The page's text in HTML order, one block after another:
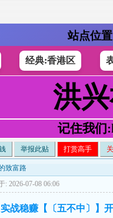
站点位
经典:香港区
洪
记住我们
举报此贴 打赏高手
致富路
: 2026-07-08 06:06
实战稳赚【〔五不中〕】